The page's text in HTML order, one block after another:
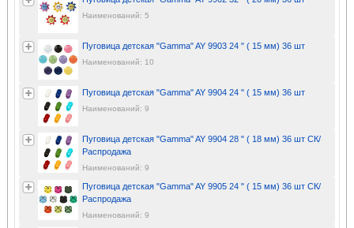
Наименований: 5
Пуговица детская "Gamma" AY 9903 24 " ( 15 мм) 36 шт
Наименований: 10
Пуговица детская "Gamma" AY 9904 24 " ( 15 мм) 36 шт
Наименований: 9
Пуговица детская "Gamma" AY 9904 28 " ( 18 мм) 36 шт СК/
Распродажа
Наименований: 9
Пуговица детская "Gamma" AY 9905 24 " ( 15 мм) 36 шт СК/
Распродажа
Наименований: 9